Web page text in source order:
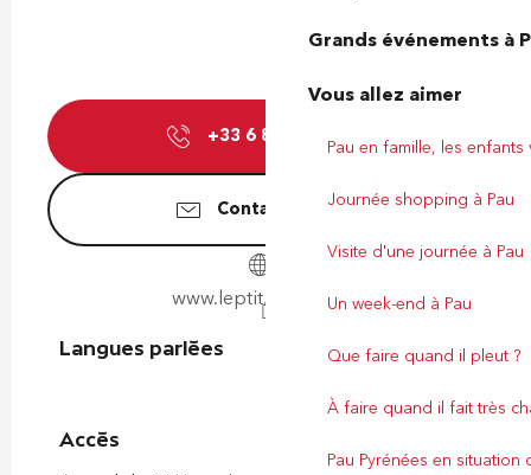
Grands événements à
Vous allez aimer
Pau en famille, les
Journée shopping à Pau
Visite d'une journée à Pau
Un week-end à Pau
Que faire quand il pleut ?
À faire quand il fait très
Pau Pyrénées en situation
+33 6 85 51 77
Contactez-nous
www.leptit.tour.free.fr
Langues parlées
Langues parlées
Accès
Accès